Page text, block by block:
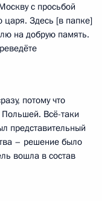
с просьбой
царя. Здесь [в папке]
на добрую память.
потому что
Польшей. Всё-таки
представительный
– решение было
вошла в состав